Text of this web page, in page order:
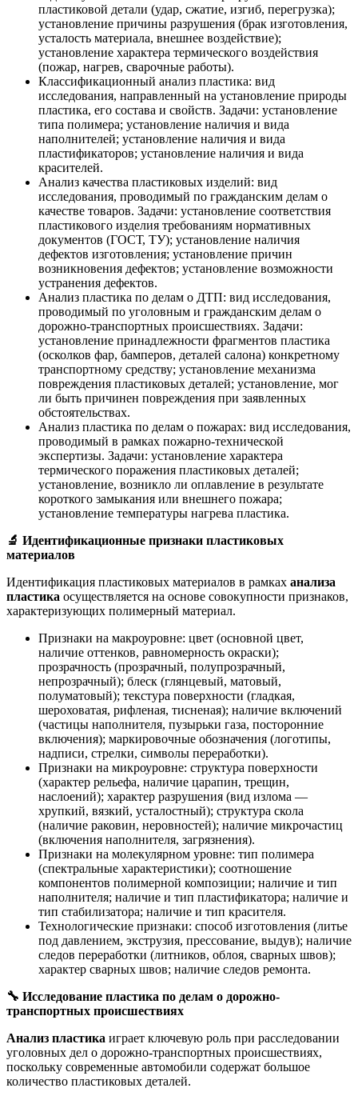
пластиковой детали (удар, сжатие, изгиб, перегрузка);
установление причины разрушения (брак изготовления,
усталость материала, внешнее воздействие);
установление характера термического воздействия
(пожар, нагрев, сварочные работы).
Классификационный анализ пластика: вид
исследования, направленный на установление природы
пластика, его состава и свойств. Задачи: установление
типа полимера; установление наличия и вида
наполнителей; установление наличия и вида
пластификаторов; установление наличия и вида
красителей.
Анализ качества пластиковых изделий: вид
исследования, проводимый по гражданским делам о
качестве товаров. Задачи: установление соответствия
пластикового изделия требованиям нормативных
документов (ГОСТ, ТУ); установление наличия
дефектов изготовления; установление причин
возникновения дефектов; установление возможности
устранения дефектов.
Анализ пластика по делам о ДТП: вид исследования,
проводимый по уголовным и гражданским делам о
дорожно-транспортных происшествиях. Задачи:
установление принадлежности фрагментов пластика
(осколков фар, бамперов, деталей салона) конкретному
транспортному средству; установление механизма
повреждения пластиковых деталей; установление, мог
ли быть причинен повреждения при заявленных
обстоятельствах.
Анализ пластика по делам о пожарах: вид исследования,
проводимый в рамках пожарно-технической
экспертизы. Задачи: установление характера
термического поражения пластиковых деталей;
установление, возникло ли оплавление в результате
короткого замыкания или внешнего пожара;
установление температуры нагрева пластика.
🔬 Идентификационные признаки пластиковых
материалов
Идентификация пластиковых материалов в рамках анализа
пластика осуществляется на основе совокупности признаков,
характеризующих полимерный материал.
Признаки на макроуровне: цвет (основной цвет,
наличие оттенков, равномерность окраски);
прозрачность (прозрачный, полупрозрачный,
непрозрачный); блеск (глянцевый, матовый,
полуматовый); текстура поверхности (гладкая,
шероховатая, рифленая, тисненая); наличие включений
(частицы наполнителя, пузырьки газа, посторонние
включения); маркировочные обозначения (логотипы,
надписи, стрелки, символы переработки).
Признаки на микроуровне: структура поверхности
(характер рельефа, наличие царапин, трещин,
наслоений); характер разрушения (вид излома —
хрупкий, вязкий, усталостный); структура скола
(наличие раковин, неровностей); наличие микрочастиц
(включения наполнителя, загрязнения).
Признаки на молекулярном уровне: тип полимера
(спектральные характеристики); соотношение
компонентов полимерной композиции; наличие и тип
наполнителя; наличие и тип пластификатора; наличие и
тип стабилизатора; наличие и тип красителя.
Технологические признаки: способ изготовления (литье
под давлением, экструзия, прессование, выдув); наличие
следов переработки (литников, облоя, сварных швов);
характер сварных швов; наличие следов ремонта.
🔧 Исследование пластика по делам о дорожно-
транспортных происшествиях
Анализ пластика играет ключевую роль при расследовании
уголовных дел о дорожно-транспортных происшествиях,
поскольку современные автомобили содержат большое
количество пластиковых деталей.